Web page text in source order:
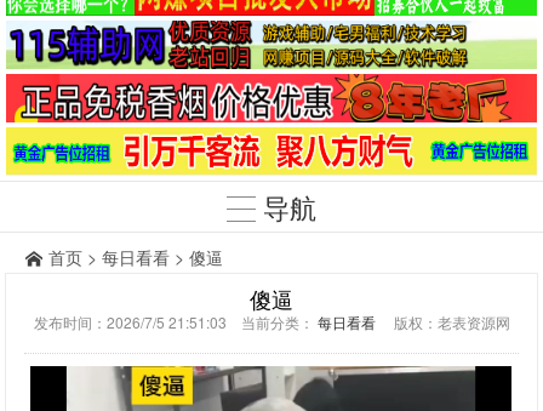
导航
首页 > 每日看看 > 傻逼
傻逼
发布时间：2026/7/5 21:51:03 当前分类： 每日看看版权：老表资源网